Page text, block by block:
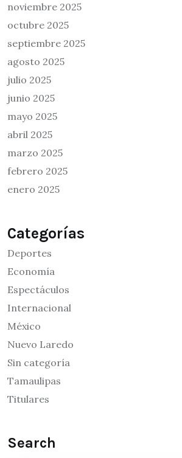
noviembre 2025
octubre 2025
septiembre 2025
agosto 2025
julio 2025
junio 2025
mayo 2025
abril 2025
marzo 2025
febrero 2025
enero 2025
Categorías
Deportes
Economía
Espectáculos
Internacional
México
Nuevo Laredo
Sin categoría
Tamaulipas
Titulares
Search